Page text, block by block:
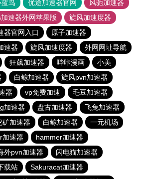
蓝鸟 优途加速器官网
风驰加速器
速器外网苹果版
旋风加速度器
器官网入口
原子加速器
速器 旋风加速度器
外网网址导航
狂飙加速器 哔咔漫画
小美
白鲸加速器
旋风pvn加速器
器 vp免费加速
毛豆加速器
加速器 盘古加速器
飞兔加速器
矿加速器 白鲸加速器
一元机场
加速器
hammer加速器
外pvn加速器
闪电猫加速器
载站
Sakuracat加速器